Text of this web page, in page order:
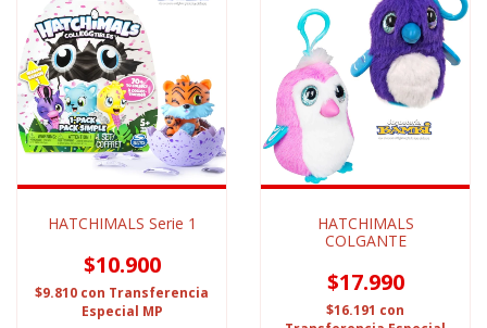
HATCHIMALS Serie 1
$10.900
$9.810 con Transferencia
Especial MP
HATCHIMALS
COLGANTE
$17.990
$16.191 con